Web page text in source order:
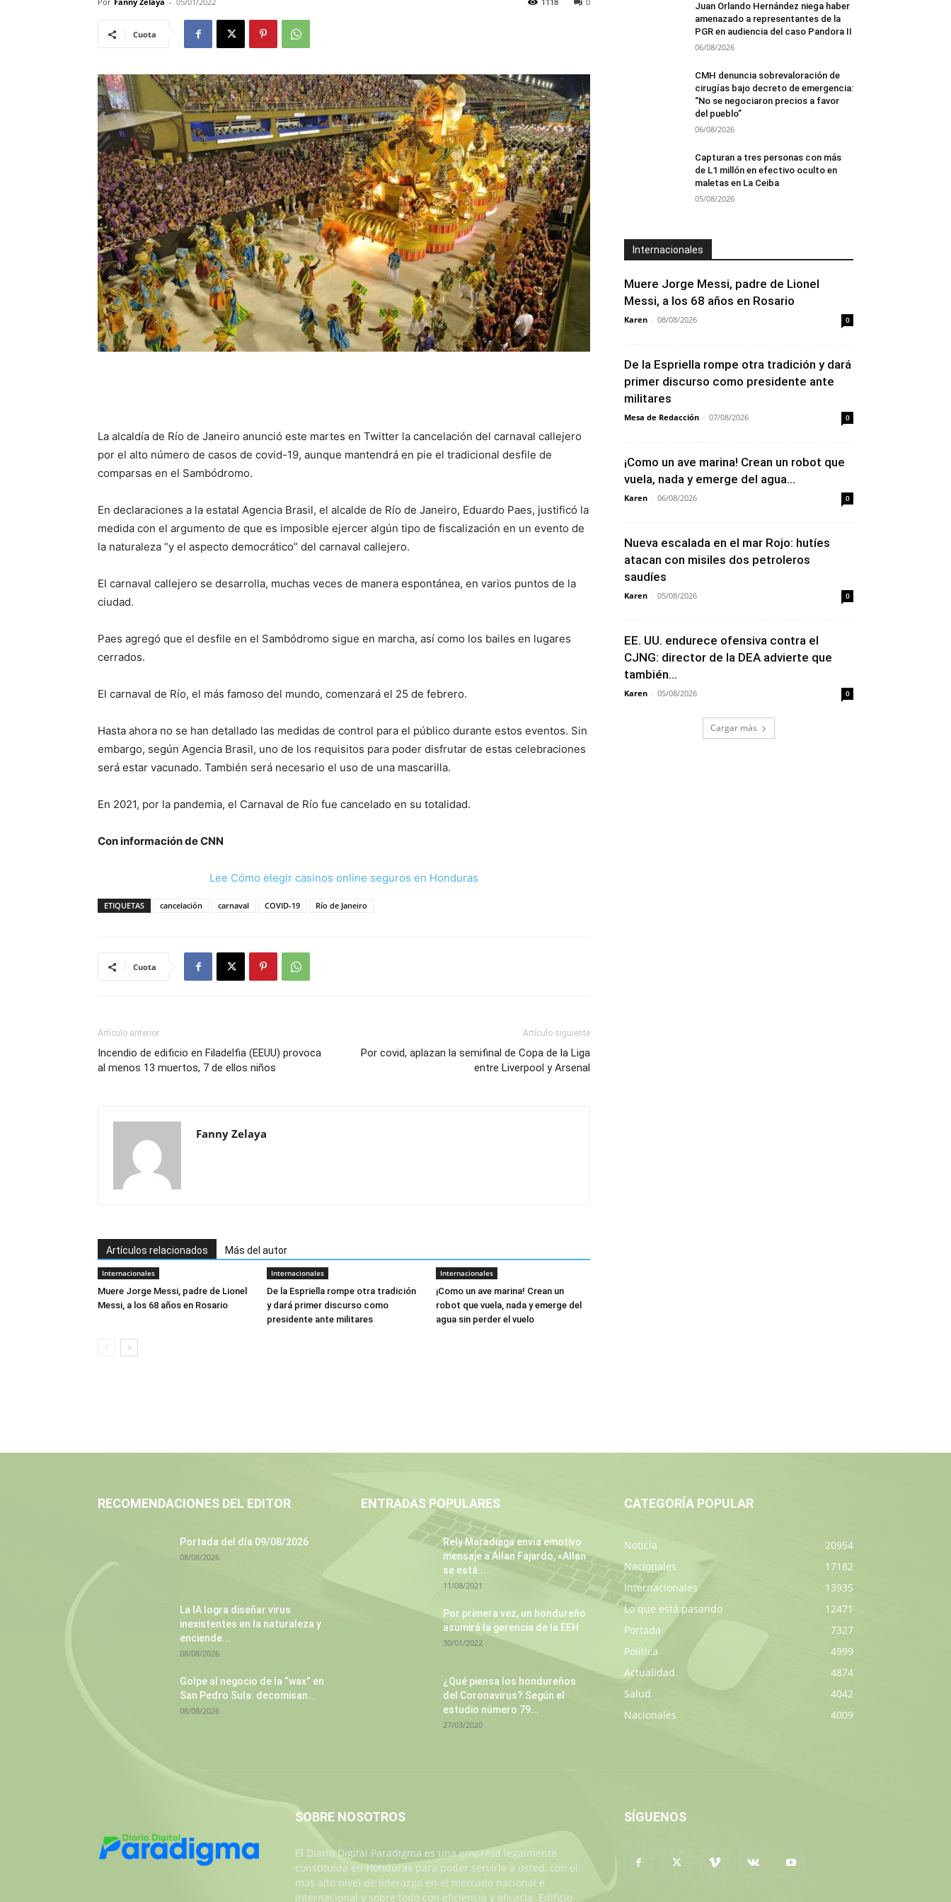
Cuota
La alcaldía de Río de Janeiro anunció este martes en Twitter la cancelación del carnaval callejero
por el alto número de casos de covid-19, aunque mantendrá en pie el tradicional desfile de
comparsas en el Sambódromo.
En declaraciones a la estatal Agencia Brasil, el alcalde de Río de Janeiro, Eduardo Paes, justificó la
medida con el argumento de que es imposible ejercer algún tipo de fiscalización en un evento de
la naturaleza “y el aspecto democrático” del carnaval callejero.
El carnaval callejero se desarrolla, muchas veces de manera espontánea, en varios puntos de la
ciudad.
Paes agregó que el desfile en el Sambódromo sigue en marcha, así como los bailes en lugares
cerrados.
El carnaval de Río, el más famoso del mundo, comenzará el 25 de febrero.
Hasta ahora no se han detallado las medidas de control para el público durante estos eventos. Sin
embargo, según Agencia Brasil, uno de los requisitos para poder disfrutar de estas celebraciones
será estar vacunado. También será necesario el uso de una mascarilla.
En 2021, por la pandemia, el Carnaval de Río fue cancelado en su totalidad.
Con información de CNN
Lee Cómo elegir casinos online seguros en Honduras
ETIQUETAS cancelación carnaval COVID-19 Río de Janeiro
Cuota
Artículo anterior
Incendio de edificio en Filadelfia (EEUU) provoca
al menos 13 muertos, 7 de ellos niños
Artículo siguiente
Por covid, aplazan la semifinal de Copa de la Liga
entre Liverpool y Arsenal
Fanny Zelaya
Artículos relacionados Más del autor
Internacionales
Muere Jorge Messi, padre de Lionel
Messi, a los 68 años en Rosario
Internacionales
De la Espriella rompe otra tradición
y dará primer discurso como
presidente ante militares
Internacionales
¡Como un ave marina! Crean un
robot que vuela, nada y emerge del
agua sin perder el vuelo
Juan Orlando Hernández niega haber
amenazado a representantes de la
PGR en audiencia del caso Pandora II
06/08/2026
CMH denuncia sobrevaloración de
cirugías bajo decreto de emergencia:
“No se negociaron precios a favor
del pueblo”
06/08/2026
Capturan a tres personas con más
de L1 millón en efectivo oculto en
maletas en La Ceiba
05/08/2026
Internacionales
Muere Jorge Messi, padre de Lionel
Messi, a los 68 años en Rosario
Karen - 08/08/2026 0
De la Espriella rompe otra tradición y dará
primer discurso como presidente ante
militares
Mesa de Redacción - 07/08/2026 0
¡Como un ave marina! Crean un robot que
vuela, nada y emerge del agua...
Karen - 06/08/2026 0
Nueva escalada en el mar Rojo: hutíes
atacan con misiles dos petroleros
saudíes
Karen - 05/08/2026 0
EE. UU. endurece ofensiva contra el
CJNG: director de la DEA advierte que
también...
Karen - 05/08/2026 0
Cargar más
RECOMENDACIONES DEL EDITOR
Portada del día 09/08/2026
08/08/2026
La IA logra diseñar virus
inexistentes en la naturaleza y
enciende...
08/08/2026
Golpe al negocio de la “wax” en
San Pedro Sula: decomisan...
08/08/2026
ENTRADAS POPULARES
Rely Maradiaga envía emotivo
mensaje a Allan Fajardo, «Allan
se está...
11/08/2021
Por primera vez, un hondureño
asumirá la gerencia de la EEH
30/01/2022
¿Qué piensa los hondureños
del Coronavirus? Según el
estudio número 79...
27/03/2020
CATEGORÍA POPULAR
Noticia
20954
Nacionales
17182
Internacionales
13935
Lo que está pasando
12471
Portada
7327
Política
4999
Actualidad
4874
Salud
4042
Nacionales
4009
SOBRE NOSOTROS
El Diario Digital Paradigma es una empresa legalmente
constituida en Honduras para poder servirle a usted, con el
más alto nivel de liderazgo en el mercado nacional e
internacional y sobre todo con eficiencia y eficacia. Edificio
SÍGUENOS